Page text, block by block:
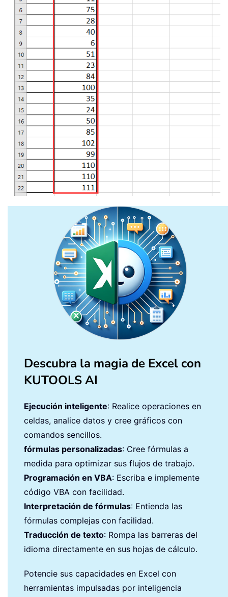
Descubra la magia de Excel con
KUTOOLS AI
Ejecución inteligente: Realice operaciones en
celdas, analice datos y cree gráficos con
comandos sencillos.
fórmulas personalizadas: Cree fórmulas a
medida para optimizar sus flujos de trabajo.
Programación en VBA: Escriba e implemente
código VBA con facilidad.
Interpretación de fórmulas: Entienda las
fórmulas complejas con facilidad.
Traducción de texto: Rompa las barreras del
idioma directamente en sus hojas de cálculo.
Potencie sus capacidades en Excel con
herramientas impulsadas por inteligencia